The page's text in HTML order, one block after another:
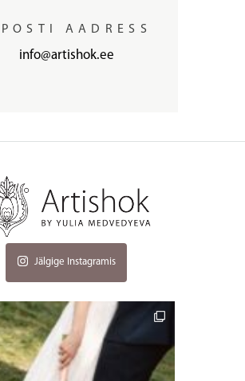
AADRESS
info@artishok.ee
Jälgige Instagramis
artishokflow